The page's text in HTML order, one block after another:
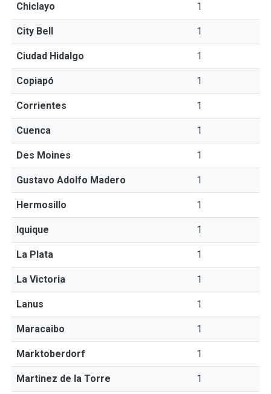
Chiclayo 1
City Bell 1
Ciudad Hidalgo 1
Copiapó 1
Corrientes 1
Cuenca 1
Des Moines 1
Gustavo Adolfo Madero 1
Hermosillo 1
Iquique 1
La Plata 1
La Victoria 1
Lanus 1
Maracaibo 1
Marktoberdorf 1
Martinez de la Torre 1